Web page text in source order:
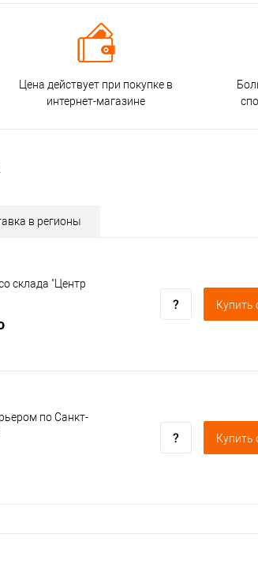
Цена действует при покупке в
интернет-магазине
в регионы
склада "Центр
Купить
по Санкт-
Купить